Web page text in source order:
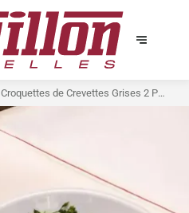
Croquettes de Crevettes Grises 2 P -
Rates Best of Brussels 2024